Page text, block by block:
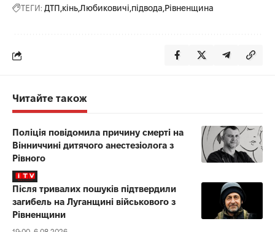
ТЕГИ: ДТП кіньЛюбиковичі підвода Рівненщина
Читайте також
Поліція повідомила причину смерті на
Вінниччині дитячого анестезіолога з
Рівного
Після тривалих пошуків підтвердили
загибель на Луганщині військового з
Рівненщини